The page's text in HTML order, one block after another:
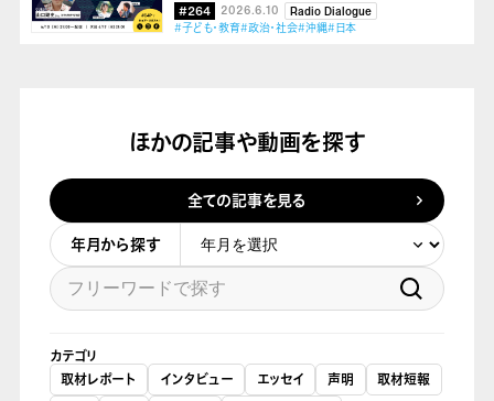
#264 2026.6.10
Radio Dialogue
#子ども・教育#政治・社会#沖縄#日本
ほかの記事や動画を探す
全ての記事を見る
年月から探す
カテゴリ
取材レポート
インタビュー エッセイ 声明
取材短報